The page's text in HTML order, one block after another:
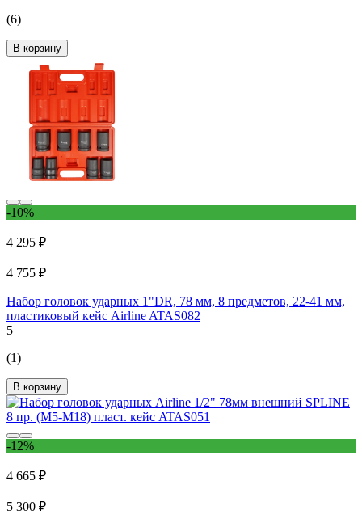
(6)
В корзину
-10%
4 295 ₽
4 755 ₽
Набор головок ударных 1"DR, 78 мм, 8 предметов, 22-41 мм,
пластиковый кейс Airline ATAS082
5
(1)
В корзину
-12%
4 665 ₽
5 300 ₽